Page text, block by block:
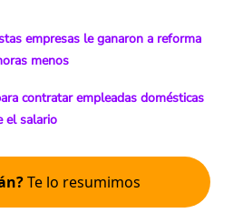
empresas le ganaron a reforma
menos
contratar empleadas domésticas
el salario
Te lo resumimos